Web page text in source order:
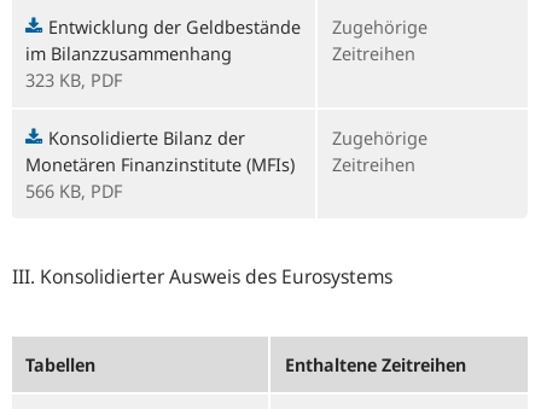
Entwicklung der Geldbestände
im Bilanzzusammenhang
323 KB, PDF
Zugehörige
Zeitreihen
Konsolidierte Bilanz der
Monetären Finanzinstitute (MFIs)
566 KB, PDF
Zugehörige
Zeitreihen
III. Konsolidierter Ausweis des Eurosystems
Tabellen Enthaltene Zeitreihen